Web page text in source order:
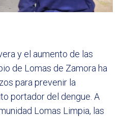
y el aumento de las
de Lomas de Zamora ha
para prevenir la
portador del dengue. A
Lomas Limpia, las